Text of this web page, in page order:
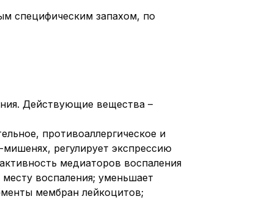
специфическим запахом, по
Действующие вещества –
противоаллергическое и
регулирует экспрессию
медиаторов воспаления
воспаления; уменьшает
мембран лейкоцитов;